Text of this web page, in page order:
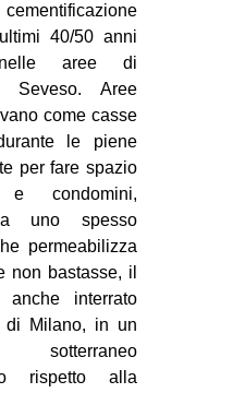
40/50 anni
aree di
Seveso. Aree
come casse
le piene
per fare spazio
condomini,
uno spesso
permeabilizza
non bastasse, il
interrato
di Milano, in un
rispetto alla